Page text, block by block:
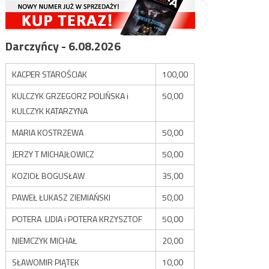
Darczyńcy - 6.08.2026
KACPER STAROŚCIAK
100,00
KULCZYK GRZEGORZ POLIŃSKA i
KULCZYK KATARZYNA
50,00
MARIA KOSTRZEWA
50,00
JERZY T MICHAJŁOWICZ
50,00
KOZIOŁ BOGUSŁAW
35,00
PAWEŁ ŁUKASZ ZIEMIAŃSKI
50,00
POTERA LIDIA i POTERA KRZYSZTOF
50,00
NIEMCZYK MICHAŁ
20,00
SŁAWOMIR PIĄTEK
10,00